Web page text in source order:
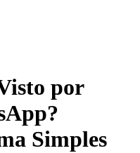
por
Simples